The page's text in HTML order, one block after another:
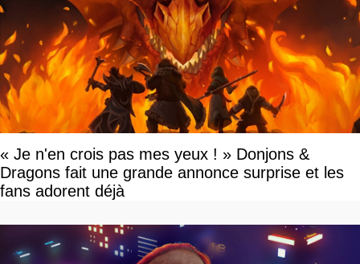
« Je n'en crois pas mes yeux ! » Donjons &
Dragons fait une grande annonce surprise et les
fans adorent déjà